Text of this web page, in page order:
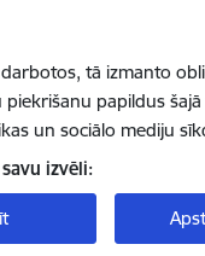
tā izmanto
piekrišanu papildus
un sociālo mediju
izvēli: